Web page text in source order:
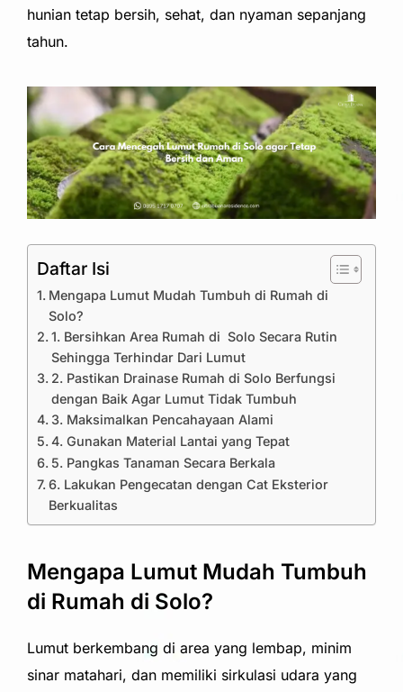
hunian tetap bersih, sehat, dan nyaman sepanjang
tahun.
Daftar Isi
Mengapa Lumut Mudah Tumbuh di Rumah di
Solo?
1. Bersihkan Area Rumah di Solo Secara Rutin
Sehingga Terhindar Dari Lumut
2. Pastikan Drainase Rumah di Solo Berfungsi
dengan Baik Agar Lumut Tidak Tumbuh
3. Maksimalkan Pencahayaan Alami
4. Gunakan Material Lantai yang Tepat
5. Pangkas Tanaman Secara Berkala
6. Lakukan Pengecatan dengan Cat Eksterior
Berkualitas
Mengapa Lumut Mudah Tumbuh
di Rumah di Solo?
Lumut berkembang di area yang lembap, minim
sinar matahari, dan memiliki sirkulasi udara yang